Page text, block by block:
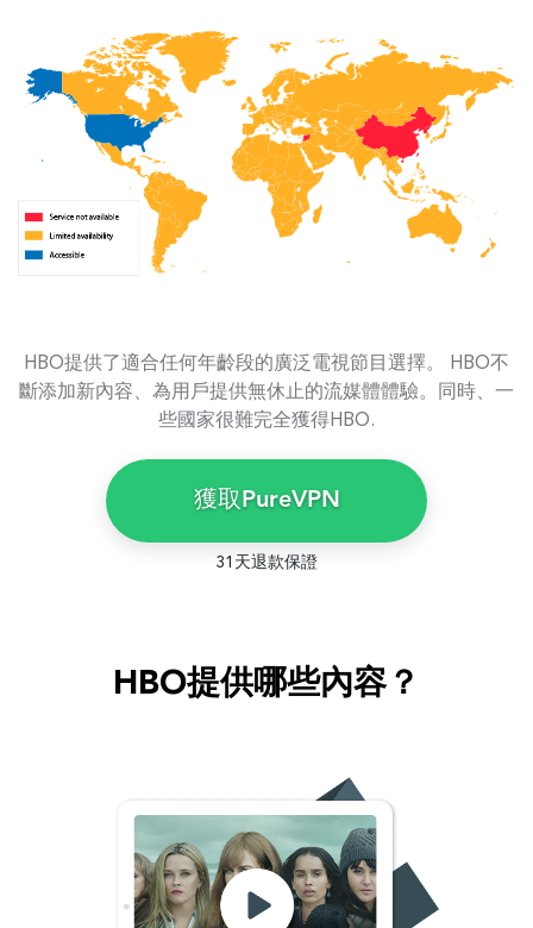
HBO提供了適合任何年齡段的廣泛電視節目選擇。 HBO不
斷添加新內容、為用戶提供無休止的流媒體體驗。同時、一
些國家很難完全獲得HBO.
獲取PureVPN
31天退款保證
HBO提供哪些內容？